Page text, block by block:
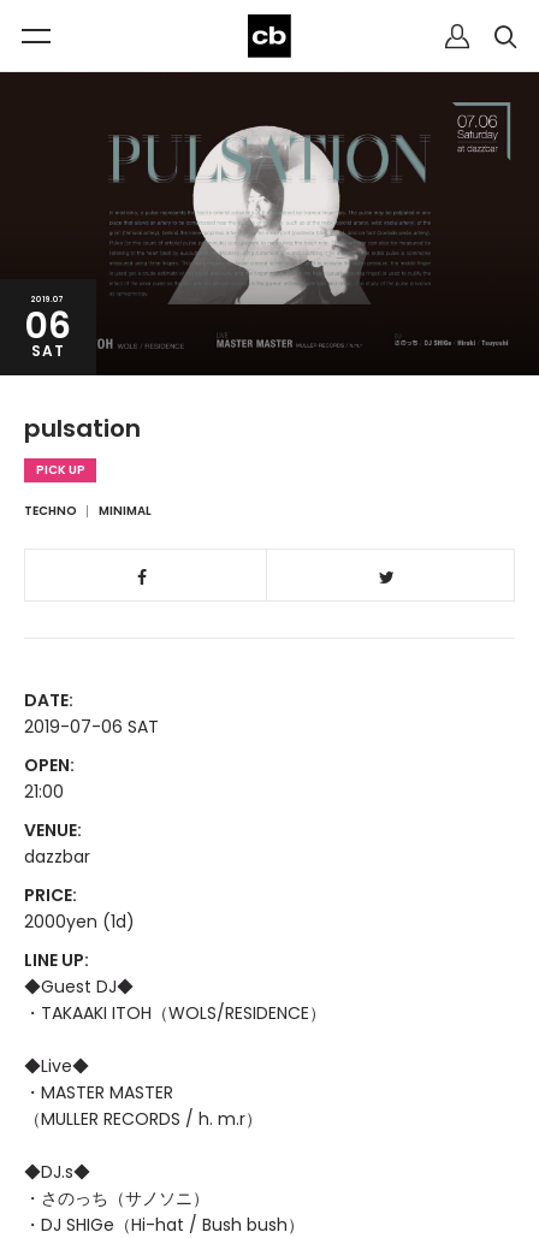
2019.07
06
SAT
pulsation
PICK UP
TECHNO MINIMAL
DATE:
2019-07-06 SAT
OPEN:
21:00
VENUE:
dazzbar
PRICE:
2000yen (1d)
LINE UP:
◆Guest DJ◆
・TAKAAKI ITOH（WOLS/RESIDENCE）
◆Live◆
・MASTER MASTER
（MULLER RECORDS / h. m.r）
◆DJ.s◆
・さのっち（サノソニ）
・DJ SHIGe（Hi-hat / Bush bush）